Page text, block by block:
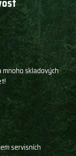
skladových
servisních